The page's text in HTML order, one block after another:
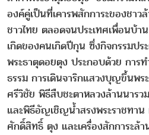
องค์คู่เป็นที่เคารพสักการะของชา
ชาวไทย ตลอดจนประเทศเพื่อนบ้า
เกิดของคนเกิดปีกุน ซึ่งกิจกรรมปร
พระธาตุดอยตุง ประกอบด้วย กา
ธรรม การเดินจาริกแสวงบุญขึ้นพร
ศรีวิชัย พิธีสืบชะตาหลวงล้านนาร
และพิธีอัญเชิญน้ำสรงพระราชทาน
ศักดิ์สิทธิ์ ตุง และเครื่องสักการะล้